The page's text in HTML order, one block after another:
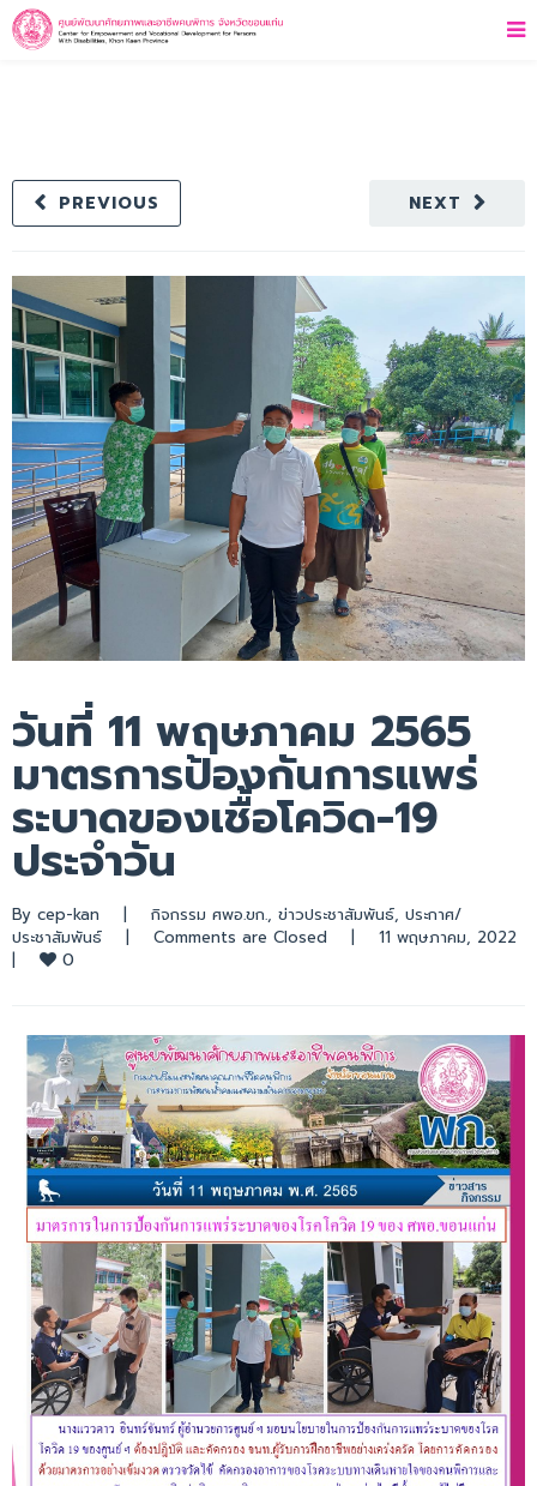
NEXT
PREVIOUS
วันที่ 11 พฤษภาคม 2565
มาตรการป้องกันการแพร่
ระบาดของเชื้อโควิด-19
ประจำวัน
By cep-kan | กิจกรรม ศพอ.ขก., ข่าวประชาสัมพันธ์, ประกาศ/
ประชาสัมพันธ์
| Comments are Closed |
|
0